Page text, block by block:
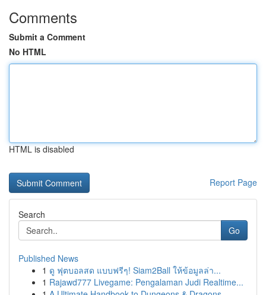
Comments
Submit a Comment
No HTML
HTML is disabled
Report Page
Search
Go
Published News
1 ดู ฟุตบอลสด แบบฟรีๆ! Siam2Ball ให้ข้อมูลล่า...
1 Rajawd777 Livegame: Pengalaman Judi Realtime...